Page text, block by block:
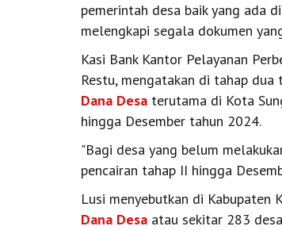
pemerintah desa baik yang ada
melengkapi segala dokumen
Kasi Bank Kantor Pelayanan
Restu, mengatakan di tahap
Dana Desa terutama di Kota
hingga Desember tahun 2024.
"Bagi desa yang belum
pencairan tahap II hingga
Lusi menyebutkan di Kabupaten
Dana Desa atau sekitar 283